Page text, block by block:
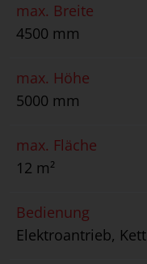
max. Breite
4500 mm
max. Höhe
5000 mm
max. Fläche
12 m²
Bedienung
Elektroantrieb,